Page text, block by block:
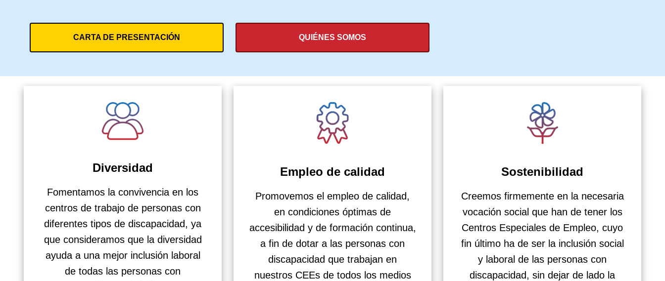
CARTA DE PRESENTACIÓN QUIÉNES SOMOS
Diversidad
Fomentamos la convivencia en los
centros de trabajo de personas con
diferentes tipos de discapacidad, ya
que consideramos que la diversidad
ayuda a una mejor inclusión laboral
de todas las personas con
Empleo de calidad
Promovemos el empleo de calidad,
en condiciones óptimas de
accesibilidad y de formación continua,
a fin de dotar a las personas con
discapacidad que trabajan en
nuestros CEEs de todos los medios
Sostenibilidad
Creemos firmemente en la necesaria
vocación social que han de tener los
Centros Especiales de Empleo, cuyo
fin último ha de ser la inclusión social
y laboral de las personas con
discapacidad, sin dejar de lado la